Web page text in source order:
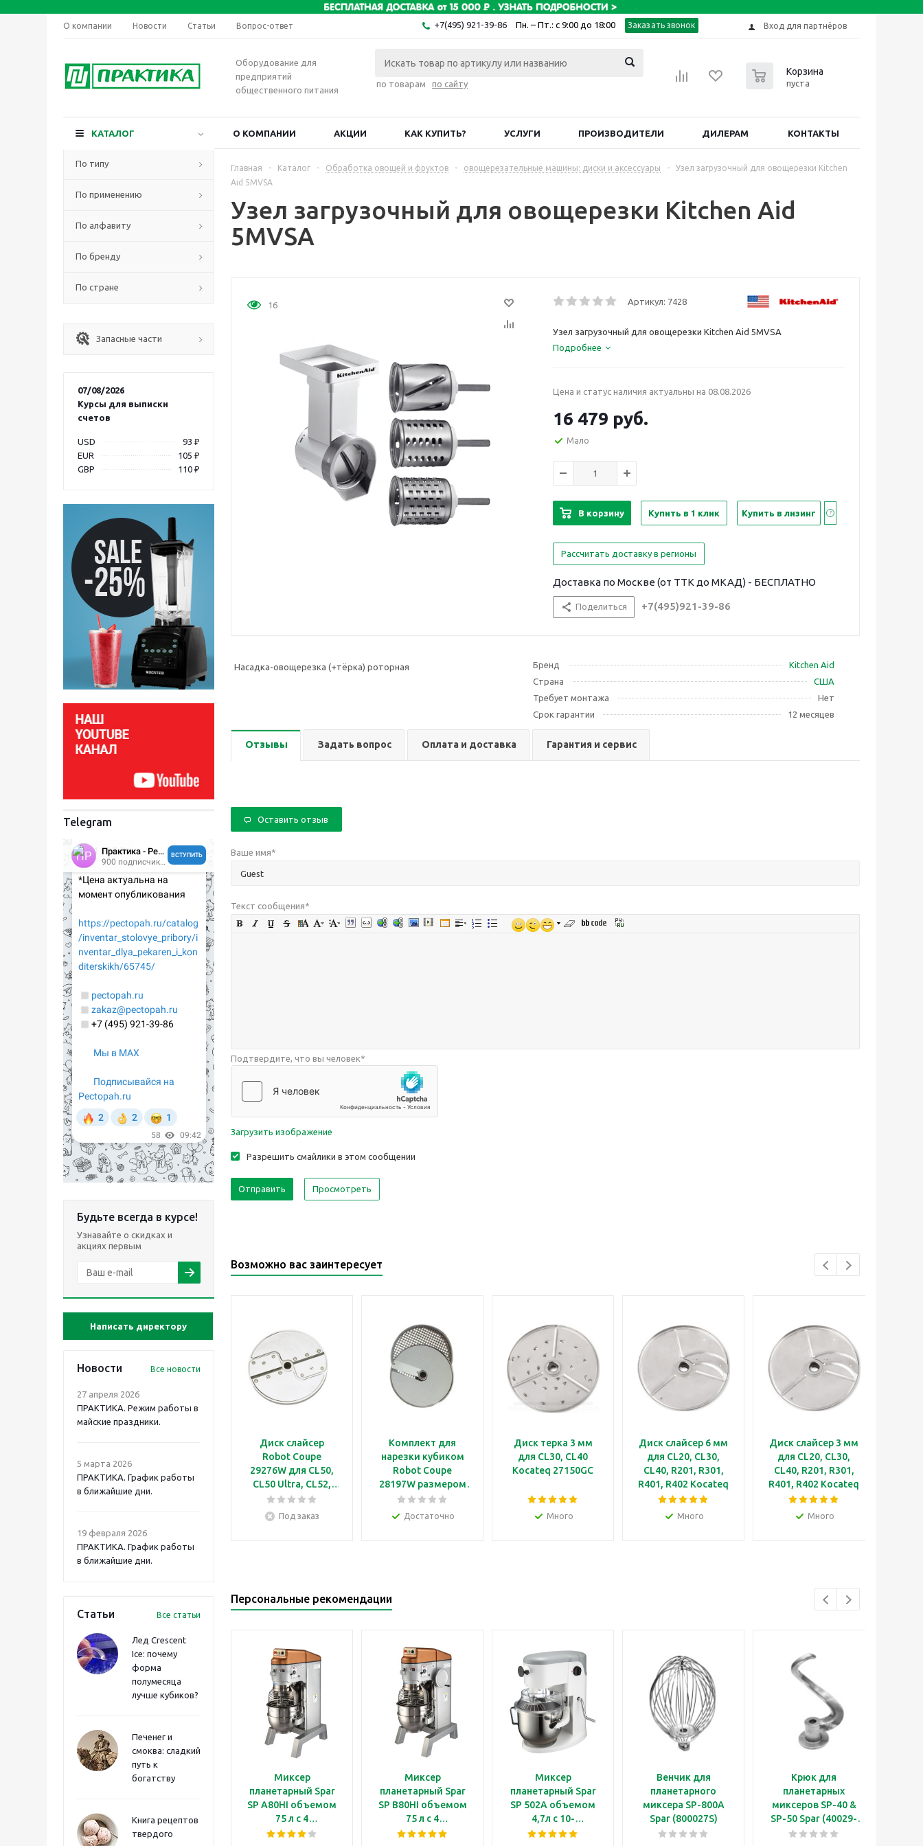
О компании Новости Статьи Вопрос-ответ +7(495) 921-39-86 Пн. – Пт.: с 9:00 до 18:00 Заказать звонок Вход для партнёров
Оборудование для
предприятий
общественного питания
по товарам по сайту
Корзина
пуста
КАТАЛОГ О КОМПАНИИ АКЦИИ КАК КУПИТЬ? УСЛУГИ ПРОИЗВОДИТЕЛИ ДИЛЕРАМ КОНТАКТЫ
По типу
По применению
По алфавиту
По бренду
По стране
Запасные части
07/08/2026
Курсы для выписки
счетов
USD
93 ₽
EUR
105 ₽
GBP
110 ₽
Telegram
Будьте всегда в курсе!
Узнавайте о скидках и
акциях первым
Написать директору
Новости Все новости
27 апреля 2026
ПРАКТИКА. Режим работы в
майские праздники.
5 марта 2026
ПРАКТИКА. График работы
в ближайшие дни.
19 февраля 2026
ПРАКТИКА. График работы
в ближайшие дни.
Статьи Все статьи
Лед Crescent
Ice: почему
форма
полумесяца
лучше кубиков?
Печенег и
смоква: сладкий
путь к
богатству
Книга рецептов
твердого
Главная - Каталог - Обработка овощей и фруктов - овощерезательные машины: диски и аксессуары -
Узел загрузочный для овощерезки Kitchen
Aid 5MVSA
Узел загрузочный для овощерезки Kitchen Aid
5MVSA
16 Артикул: 7428
Узел загрузочный для овощерезки Kitchen Aid 5MVSA
Подробнее
Цена и статус наличия актуальны на 08.08.2026
16 479 руб.
Мало
В корзину Купить в 1 клик Купить в лизинг
Рассчитать доставку в регионы
Доставка по Москве (от ТТК до МКАД) - БЕСПЛАТНО
Поделиться +7(495)921-39-86
Насадка-овощерезка (+тёрка) роторная Бренд
Kitchen Aid
Страна
США
Требует монтажа
Нет
Срок гарантии
12 месяцев
Отзывы Задать вопрос Оплата и доставка Гарантия и сервис
Оставить отзыв
Ваше имя*
Текст сообщения*
Подтвердите, что вы человек*
Загрузить изображение
Разрешить смайлики в этом сообщении
Возможно вас заинтересует
Диск слайсер
Robot Coupe
29276W для CL50,
CL50 Ultra, CL52,
CL55, CL60, R 502,
R652
Под заказ
Комплект для
нарезки кубиком
Robot Coupe
28197W размером
12*12*12 мм для
Достаточно
Диск терка 3 мм
для CL30, CL40
Kocateq 27150GC
Много
Диск слайсер 6 мм
для CL20, CL30,
CL40, R201, R301,
R401, R402 Kocateq
27786SC
Много
Диск слайсер 3 мм
для CL20, CL30,
CL40, R201, R301,
R401, R402 Kocateq
27086SC
Много
Персональные рекомендации
Миксер
планетарный Spar
SP A80HI объемом
75 л с 4
скоростями, с
Миксер
планетарный Spar
SP B80HI объемом
75 л с 4
скоростями, с
Миксер
планетарный Spar
SP 502A объемом
4,7л с 10-
позиционным
Венчик для
планетарного
миксера SP-800A
Spar (800027S)
Крюк для
планетарных
миксеров SP-40 &
SP-50 Spar (40029-
2)